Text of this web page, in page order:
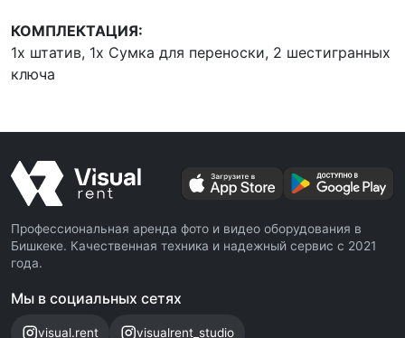
КОМПЛЕКТАЦИЯ:
1x штатив, 1x Сумка для переноски, 2 шестигранных
ключа
Профессиональная аренда фото и видео оборудования в
Бишкеке. Качественная техника и надежный сервис с 2021
года.
Мы в социальных сетях
visual.rent visualrent_studio